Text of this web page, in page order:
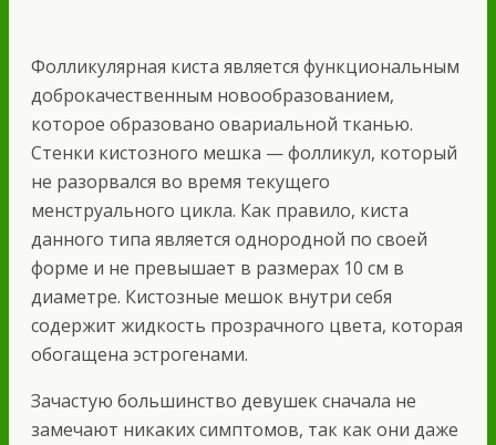
Фолликулярная киста является функциональным
доброкачественным новообразованием,
которое образовано овариальной тканью.
Стенки кистозного мешка — фолликул, который
не разорвался во время текущего
менструального цикла. Как правило, киста
данного типа является однородной по своей
форме и не превышает в размерах 10 см в
диаметре. Кистозные мешок внутри себя
содержит жидкость прозрачного цвета, которая
обогащена эстрогенами.
Зачастую большинство девушек сначала не
замечают никаких симптомов, так как они даже